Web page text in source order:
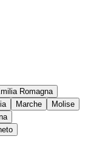
Romagna
Marche
Molise